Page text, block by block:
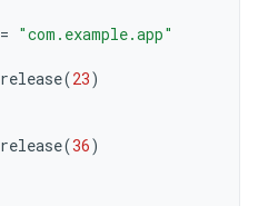
= "com.example.app"
release(23)
release(36)